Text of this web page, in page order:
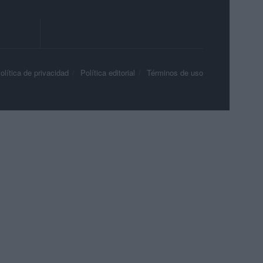
de privacidad Política editorial Términos de uso